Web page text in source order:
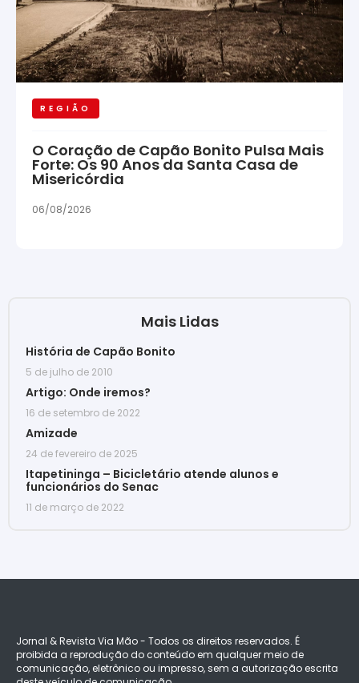
REGIÃO
O Coração de Capão Bonito Pulsa Mais
Forte: Os 90 Anos da Santa Casa de
Misericórdia
06/08/2026
Mais Lidas
História de Capão Bonito
5 de julho de 2010
Artigo: Onde iremos?
16 de setembro de 2022
Amizade
24 de fevereiro de 2025
Itapetininga – Bicicletário atende alunos e
funcionários do Senac
11 de março de 2022
Jornal & Revista Via Mão - Todos os direitos reservados. É
proibida a reprodução do conteúdo em qualquer meio de
comunicação, eletrônico ou impresso, sem a autorização escrita